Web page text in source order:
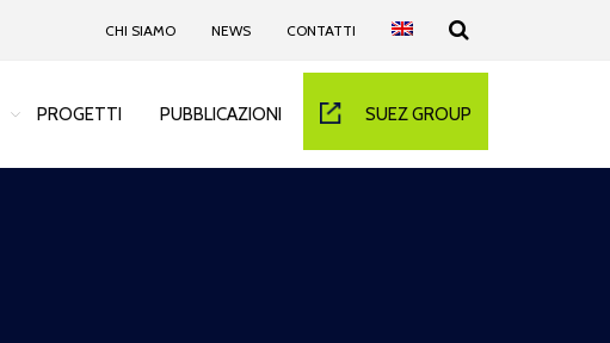
CHI SIAMO NEWS CONTATTI
PROGETTI PUBBLICAZIONI SUEZ GROUP